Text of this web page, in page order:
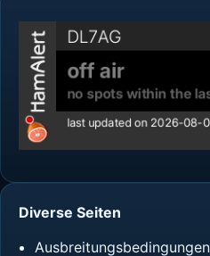
Diverse Seiten
Ausbreitungsbedingungen